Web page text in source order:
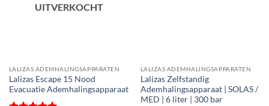
UITVERKOCHT
LALIZAS ADEMHALINGSAPPARATEN
Lalizas Escape 15 Nood
Evacuatie Ademhalingsapparaat
LALIZAS ADEMHALINGSAPPARATEN
Lalizas Zelfstandig
Ademhalingsapparaat | SOLAS /
MED | 6 liter | 300 bar